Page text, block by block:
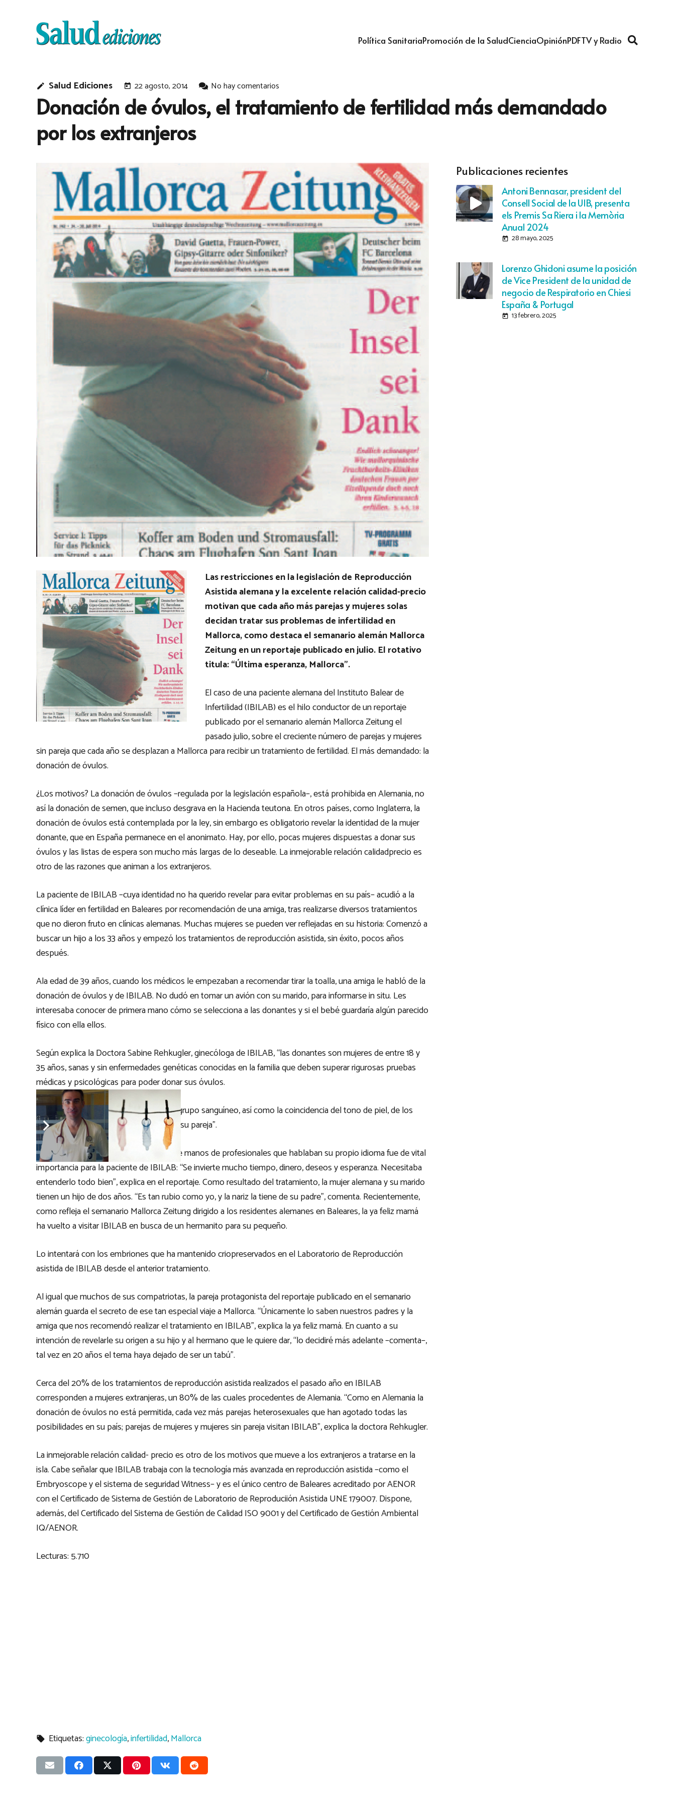
Política SanitariaPromoción de la SaludCienciaOpiniónPDFTV y Radio
edit Salud Ediciones today 22 agosto, 2014 No hay comentarios
Donación de óvulos, el tratamiento de fertilidad más demandado
por los extranjeros
Las restricciones en la legislación de Reproducción
Asistida alemana y la excelente relación calidad-precio
motivan que cada año más parejas y mujeres solas
decidan tratar sus problemas de infertilidad en
Mallorca, como destaca el semanario alemán Mallorca
Zeitung en un reportaje publicado en julio. El rotativo
titula: “Última esperanza, Mallorca”.
El caso de una paciente alemana del Instituto Balear de
Infertilidad (IBILAB) es el hilo conductor de un reportaje
publicado por el semanario alemán Mallorca Zeitung el
pasado julio, sobre el creciente número de parejas y mujeres
sin pareja que cada año se desplazan a Mallorca para recibir un tratamiento de fertilidad. El más demandado: la
donación de óvulos.
¿Los motivos? La donación de óvulos –regulada por la legislación española–, está prohibida en Alemania, no
así la donación de semen, que incluso desgrava en la Hacienda teutona. En otros países, como Inglaterra, la
donación de óvulos está contemplada por la ley, sin embargo es obligatorio revelar la identidad de la mujer
donante, que en España permanece en el anonimato. Hay, por ello, pocas mujeres dispuestas a donar sus
óvulos y las listas de espera son mucho más largas de lo deseable. La inmejorable relación calidadprecio es
otro de las razones que animan a los extranjeros.
La paciente de IBILAB –cuya identidad no ha querido revelar para evitar problemas en su país– acudió a la
clínica líder en fertilidad en Baleares por recomendación de una amiga, tras realizarse diversos tratamientos
que no dieron fruto en clínicas alemanas. Muchas mujeres se pueden ver reflejadas en su historia: Comenzó a
buscar un hijo a los 33 años y empezó los tratamientos de reproducción asistida, sin éxito, pocos años
después.
Ala edad de 39 años, cuando los médicos le empezaban a recomendar tirar la toalla, una amiga le habló de la
donación de óvulos y de IBILAB. No dudó en tomar un avión con su marido, para informarse in situ. Les
interesaba conocer de primera mano cómo se selecciona a las donantes y si el bebé guardaría algún parecido
físico con ella ellos.
Según explica la Doctora Sabine Rehkugler, ginecóloga de IBILAB, “las donantes son mujeres de entre 18 y
35 años, sanas y sin enfermedades genéticas conocidas en la familia que deben superar rigurosas pruebas
médicas y psicológicas para poder donar sus óvulos.
Siempre se busca la compatibilidad del grupo sanguíneo, así como la coincidencia del tono de piel, de los
ojos y del pelo con la mujer receptora y su pareja”.
Recibir información –y el tratamiento– de manos de profesionales que hablaban su propio idioma fue de vital
importancia para la paciente de IBILAB: “Se invierte mucho tiempo, dinero, deseos y esperanza. Necesitaba
entenderlo todo bien”, explica en el reportaje. Como resultado del tratamiento, la mujer alemana y su marido
tienen un hijo de dos años. “Es tan rubio como yo, y la nariz la tiene de su padre”, comenta. Recientemente,
como refleja el semanario Mallorca Zeitung dirigido a los residentes alemanes en Baleares, la ya feliz mamá
ha vuelto a visitar IBILAB en busca de un hermanito para su pequeño.
Lo intentará con los embriones que ha mantenido criopreservados en el Laboratorio de Reproducción
asistida de IBILAB desde el anterior tratamiento.
Al igual que muchos de sus compatriotas, la pareja protagonista del reportaje publicado en el semanario
alemán guarda el secreto de ese tan especial viaje a Mallorca. “Únicamente lo saben nuestros padres y la
amiga que nos recomendó realizar el tratamiento en IBILAB”, explica la ya feliz mamá. En cuanto a su
intención de revelarle su origen a su hijo y al hermano que le quiere dar, “lo decidiré más adelante –comenta–,
tal vez en 20 años el tema haya dejado de ser un tabú”.
Cerca del 20% de los tratamientos de reproducción asistida realizados el pasado año en IBILAB
corresponden a mujeres extranjeras, un 80% de las cuales procedentes de Alemania. “Como en Alemania la
donación de óvulos no está permitida, cada vez más parejas heterosexuales que han agotado todas las
posibilidades en su país; parejas de mujeres y mujeres sin pareja visitan IBILAB”, explica la doctora Rehkugler.
La inmejorable relación calidad- precio es otro de los motivos que mueve a los extranjeros a tratarse en la
isla. Cabe señalar que IBILAB trabaja con la tecnología más avanzada en reproducción asistida –como el
Embryoscope y el sistema de seguridad Witness– y es el único centro de Baleares acreditado por AENOR
con el Certificado de Sistema de Gestión de Laboratorio de Reproduciión Asistida UNE 179007. Dispone,
además, del Certificado del Sistema de Gestión de Calidad ISO 9001 y del Certificado de Gestión Ambiental
IQ/AENOR.
Lecturas: 5.710
Publicaciones recientes
Antoni Bennasar, president del
Consell Social de la UIB, presenta
els Premis Sa Riera i la Memòria
Anual 2024
today 28 mayo, 2025
Lorenzo Ghidoni asume la posición
de Vice President de la unidad de
negocio de Respiratorio en Chiesi
España & Portugal
today 13 febrero, 2025
local_offer Etiquetas:ginecología,infertilidad,Mallorca